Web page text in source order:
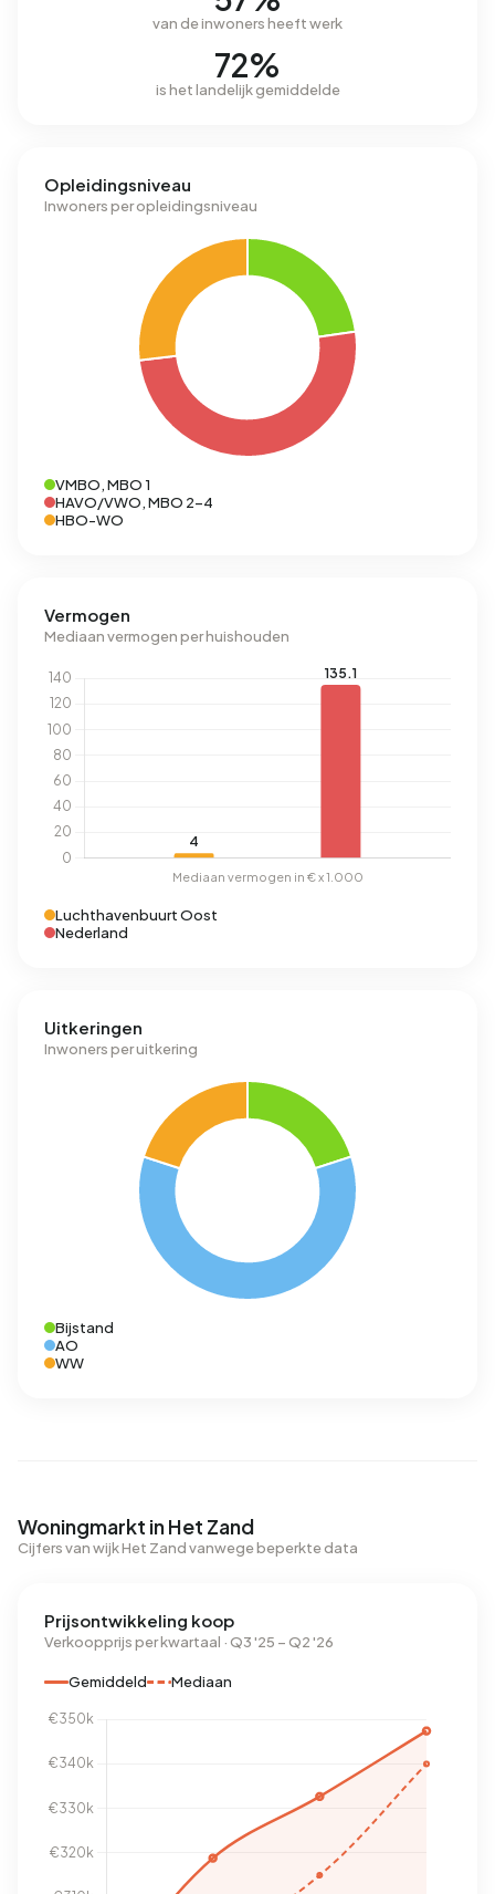
van de inwoners heeft werk
72%
is het landelijk gemiddelde
Opleidingsniveau
Inwoners per opleidingsniveau
VMBO, MBO 1
HAVO/VWO, MBO 2-4
HBO-WO
Vermogen
Mediaan vermogen per huishouden
Luchthavenbuurt Oost
Nederland
Uitkeringen
Inwoners per uitkering
Bijstand
AO
WW
Woningmarkt in Het Zand
Cijfers van wijk Het Zand vanwege beperkte data
Prijsontwikkeling koop
Verkoopprijs per kwartaal · Q3 '25 – Q2 '26
Gemiddeld Mediaan